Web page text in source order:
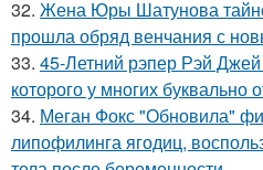
32. Жена Юры Шатунова
прошла обряд венчания с
33. 45-Летний рэпер Рэй
которого у многих буквально
34. Меган Фокс "Обновила"
липофилинга ягодиц,